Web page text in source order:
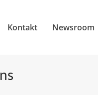
Kontakt Newsroom